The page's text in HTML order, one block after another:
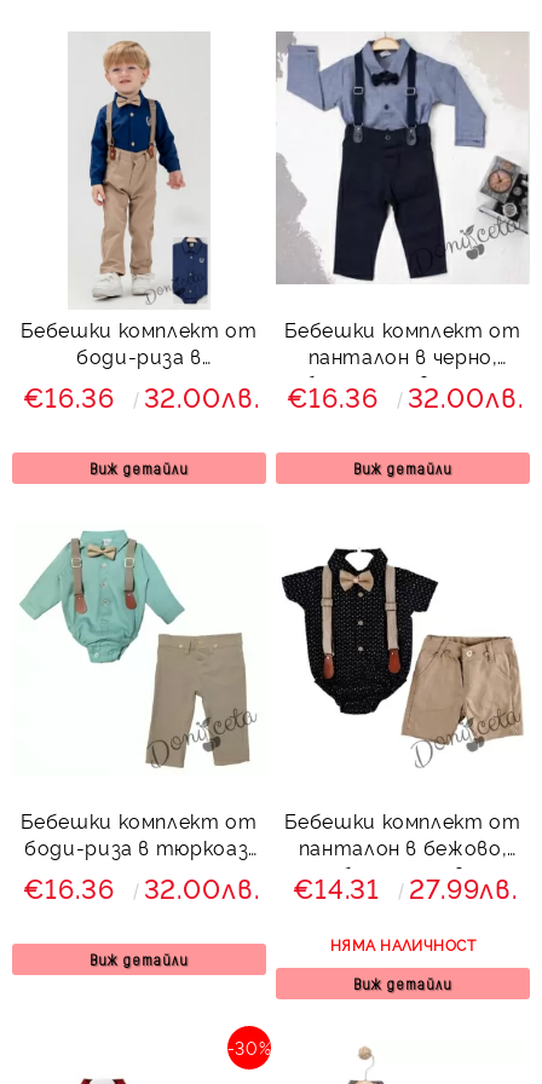
Бебешки комплект от
боди-риза в
тъмносиньо
панталон,тиранти и
3578841
€16.36 32.00лв.
Виж детайли
Бебешки комплект от
панталон в черно,
боди-риза в синьо,
тиранти и папийонка
€16.36 32.00лв.
Виж детайли
Бебешки комплект от
боди-риза в тюркоаз,
панталон, тиранти и
папийонка в бежово
€16.36 32.00лв.
Виж детайли
Бебешки комплект от
панталон в бежово,
боди-риза в
тъмносиньо,
768669789
€14.31 27.99лв.
НЯМА НАЛИЧНОСТ
Виж детайли
-30%